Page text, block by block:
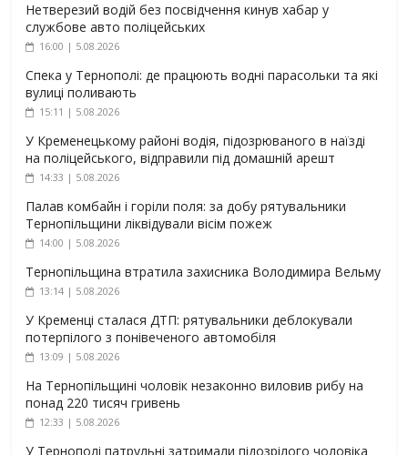
Нетверезий водій без посвідчення кинув хабар у
службове авто поліцейських
16:00 | 5.08.2026
Спека у Тернополі: де працюють водні парасольки та які
вулиці поливають
15:11 | 5.08.2026
У Кременецькому районі водія, підозрюваного в наїзді
на поліцейського, відправили під домашній арешт
14:33 | 5.08.2026
Палав комбайн і горіли поля: за добу рятувальники
Тернопільщини ліквідували вісім пожеж
14:00 | 5.08.2026
Тернопільщина втратила захисника Володимира Вельму
13:14 | 5.08.2026
У Кременці сталася ДТП: рятувальники деблокували
потерпілого з понівеченого автомобіля
13:09 | 5.08.2026
На Тернопільщині чоловік незаконно виловив рибу на
понад 220 тисяч гривень
12:33 | 5.08.2026
У Тернополі патрульні затримали підозрілого чоловіка